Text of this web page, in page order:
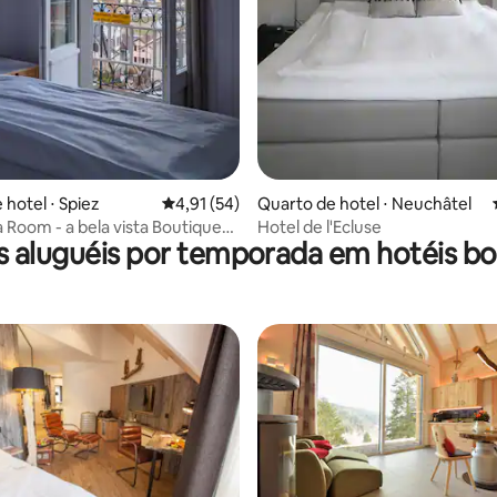
⋅ Spiez 4,91 de uma avaliação média de 5, 54
4,91 (54)
Room - a bela vista Boutique
Quarto de hotel ⋅ Neuchâtel
Hotel de l'Ecluse
aluguéis por temporada em hotéis